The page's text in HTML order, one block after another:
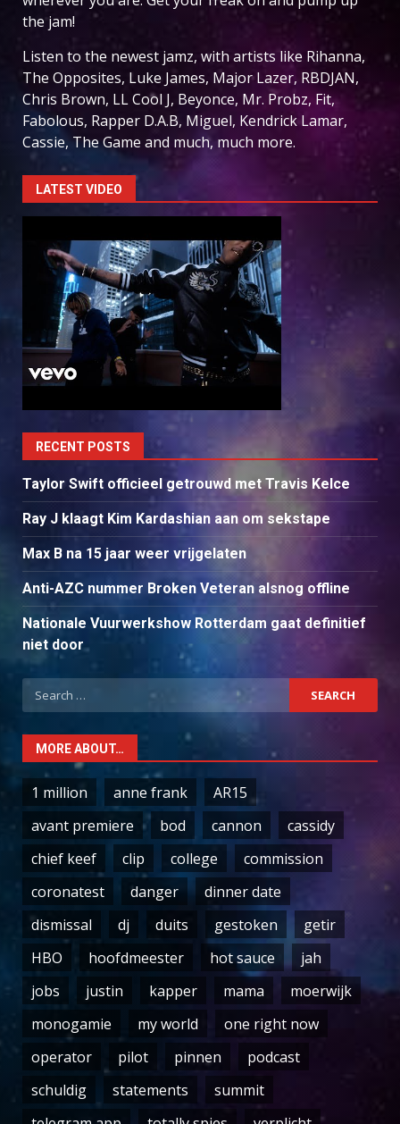
the jam!
Listen to the newest jamz, with artists like Rihanna,
The Opposites, Luke James, Major Lazer, RBDJAN,
Chris Brown, LL Cool J, Beyonce, Mr. Probz, Fit,
Fabolous, Rapper D.A.B, Miguel, Kendrick Lamar,
Cassie, The Game and much, much more.
LATEST VIDEO
RECENT POSTS
Taylor Swift officieel getrouwd met Travis Kelce
Ray J klaagt Kim Kardashian aan om sekstape
Max B na 15 jaar weer vrijgelaten
Anti-AZC nummer Broken Veteran alsnog offline
Nationale Vuurwerkshow Rotterdam gaat definitief
niet door
Search
for:
MORE ABOUT…
1 million anne frank
AR15
avant premiere
bod cannon
cassidy
chief keef
clip college
commission
coronatest
danger
dinner date
dismissal
dj duits gestoken
getir
HBO
hoofdmeester hot sauce
jah
jobs
justin kapper mama
moerwijk
monogamie
my world
one right now
operator
pilot pinnen
podcast
schuldig
statements
summit